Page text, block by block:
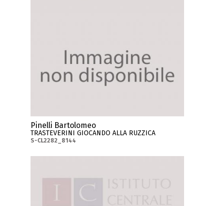
Pinelli Bartolomeo
TRASTEVERINI GIOCANDO ALLA RUZZICA
S-CL2282_8144